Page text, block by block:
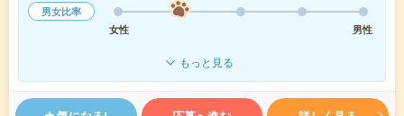
男女比率
女性
男性
もっと見る